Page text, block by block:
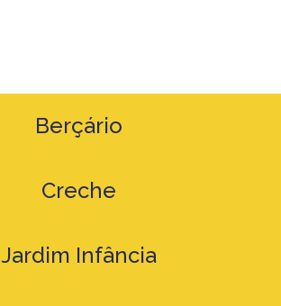
Berçário
Creche
Jardim Infância